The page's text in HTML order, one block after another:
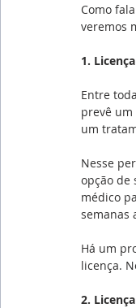
Como
veremos
1.
Entre
prevê
um
Nesse
opção de
médico
semanas
Há um
licença.
2.